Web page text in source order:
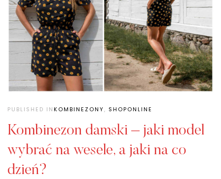
PUBLISHED INKOMBINEZONY, SHOPONLINE
Kombinezon damski – jaki model
wybrać na wesele, a jaki na co
dzień?